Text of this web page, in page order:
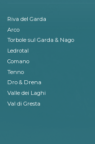
Riva del Garda
Arco
Torbole sul Garda & Nago
Ledrotal
Comano
Tenno
Dro & Drena
Valle dei Laghi
Val di Gresta